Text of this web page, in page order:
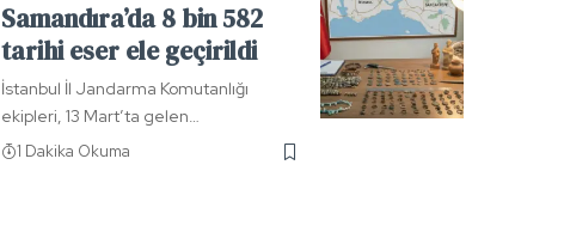
Samandıra’da 8 bin 582
tarihi eser ele geçirildi
İstanbul İl Jandarma Komutanlığı
ekipleri, 13 Mart’ta gelen…
1 Dakika Okuma